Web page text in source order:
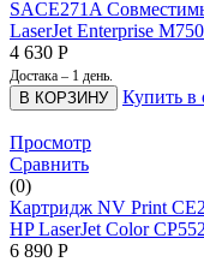
SACE271A
LaserJet Enterprise
4 630 Р
Достака – 1 день.
В КОРЗИНУ Купить в
Просмотр
Сравнить
(0)
Картридж NV Print
HP LaserJet Color
6 890 Р